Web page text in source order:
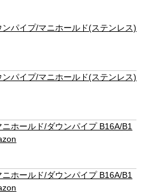
パイプ/マニホールド(ステンレス)
パイプ/マニホールド(ステンレス)
ホールド/ダウンパイプ B16A/B1
ホールド/ダウンパイプ B16A/B1